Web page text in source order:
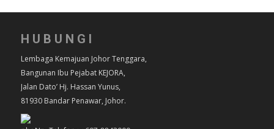
HUBUNGI
Lembaga Kemajuan Johor Tenggara,
Bangunan Ibu Pejabat KEJORA,
Jalan Dato’ Hj. Hassan Yunus,
81930 Bandar Penawar, Johor.